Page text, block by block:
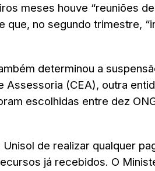
meses houve “reuniões de
que, no segundo trimestre,
determinou a
Assessoria (CEA), outra
escolhidas entre dez
de realizar qualquer
já recebidos. O